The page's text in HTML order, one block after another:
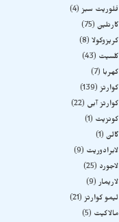
فلوریت سبز 4
کارنلین 75
کریزوکولا 8
کلسیت
43
کهربا
7
کوارتز 139
کوارتز آبی
22
کونزیت
1
گالن 1
لابرادوریت
9
لاجورد
25
لاریمار 9
لیمو کوارتز 21
مالاکیت
5